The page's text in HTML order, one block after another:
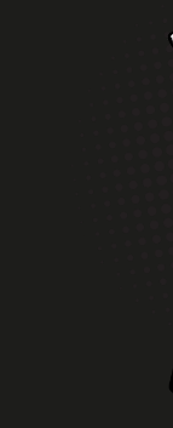
ソニーネッ
ャネル開発
みなさん絶対
かなりイケて
『JR浦和駅
看板が掲出
みなさん絶
かなりレジ
【小野伸二